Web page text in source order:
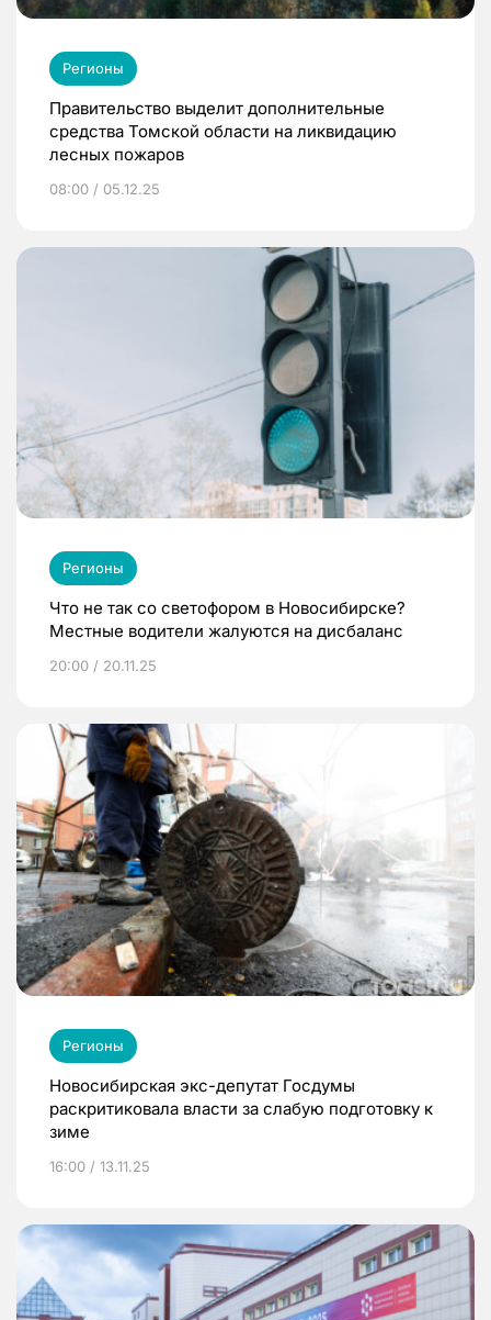
Регионы
Правительство выделит дополнительные
средства Томской области на ликвидацию
лесных пожаров
08:00 / 05.12.25
Регионы
Что не так со светофором в Новосибирске?
Местные водители жалуются на дисбаланс
20:00 / 20.11.25
Регионы
Новосибирская экс-депутат Госдумы
раскритиковала власти за слабую подготовку к
зиме
16:00 / 13.11.25